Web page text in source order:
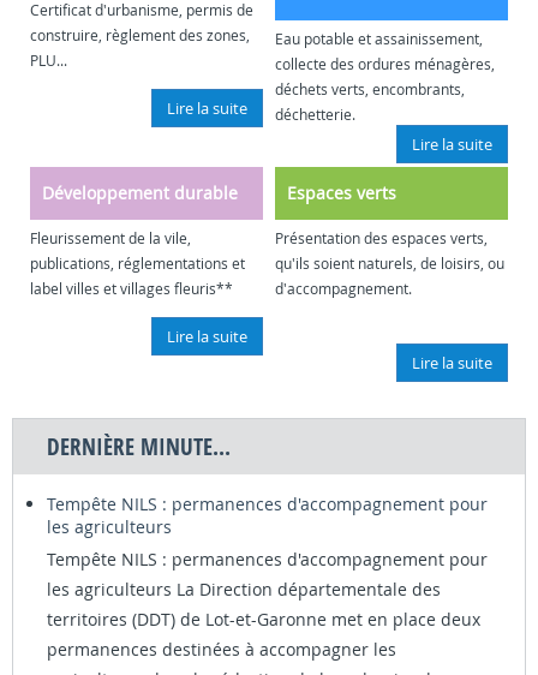
Certificat d'urbanisme, permis de
construire, règlement des zones,
PLU...
Lire la suite
Eau potable et assainissement,
collecte des ordures ménagères,
déchets verts, encombrants,
déchetterie.
Lire la suite
Développement durable
Fleurissement de la vile,
publications, réglementations et
label villes et villages fleuris**
Lire la suite
Espaces verts
Présentation des espaces verts,
qu'ils soient naturels, de loisirs, ou
d'accompagnement.
Lire la suite
DERNIÈRE MINUTE...
Tempête NILS : permanences d'accompagnement pour
les agriculteurs
Tempête NILS : permanences d'accompagnement pour
les agriculteurs La Direction départementale des
territoires (DDT) de Lot-et-Garonne met en place deux
permanences destinées à accompagner les